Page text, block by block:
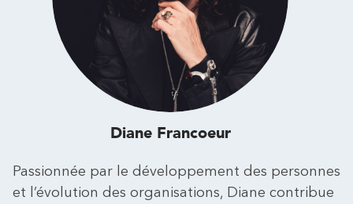
Diane Francoeur
Passionnée par le développement des personnes
et l’évolution des organisations, Diane contribue